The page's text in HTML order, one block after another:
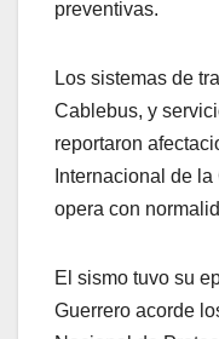
preventivas.
Los sistemas de
Cablebus, y
reportaron
Internacional de
opera con
El sismo tuvo su
Guerrero acorde